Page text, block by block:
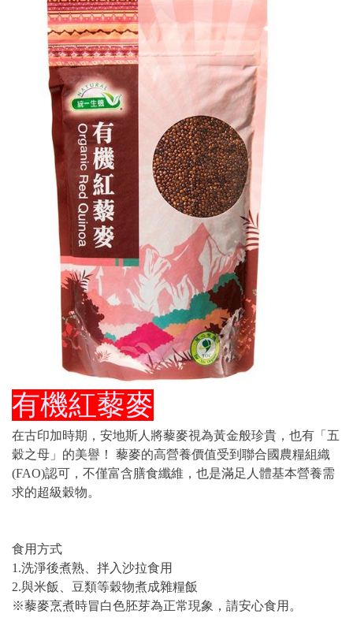
有機紅藜麥
在古印加時期，安地斯人將藜麥視為黃金般珍貴，也有「五
穀之母」的美譽！ 藜麥的高營養價值受到聯合國農糧組織
(FAO)認可，不僅富含膳食纖維，也是滿足人體基本營養需
求的超級穀物。
食用方式
1.洗淨後煮熟、拌入沙拉食用
2.與米飯、豆類等穀物煮成雜糧飯
※藜麥烹煮時冒白色胚芽為正常現象，請安心食用。